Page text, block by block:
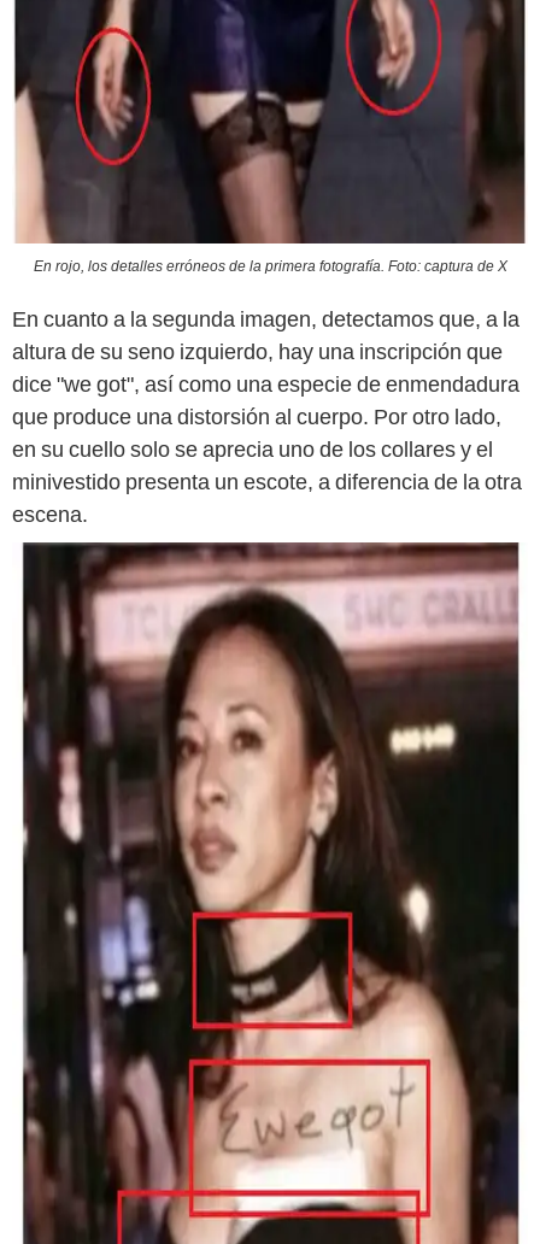
En rojo, los detalles erróneos de la primera fotografía. Foto: captura de X
En cuanto a la segunda imagen, detectamos que, a la
altura de su seno izquierdo, hay una inscripción que
dice "we got", así como una especie de enmendadura
que produce una distorsión al cuerpo. Por otro lado,
en su cuello solo se aprecia uno de los collares y el
minivestido presenta un escote, a diferencia de la otra
escena.